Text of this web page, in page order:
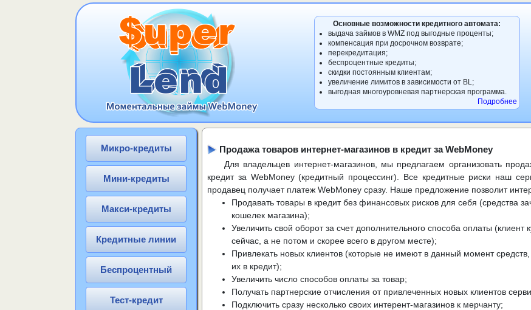
Основные возможности кредитного автомата:
выдача займов в WMZ под выгодные проценты;
компенсация при досрочном возврате;
перекредитация;
беспроцентные кредиты;
скидки постоянным клиентам;
увеличение лимитов в зависимости от BL;
выгодная многоуровневая партнерская программа.
Подробнее
Микро-кредиты
Мини-кредиты
Макси-кредиты
Кредитные линии
Беспроцентный
Тест-кредит
Продажа товаров интернет-магазинов в кредит за WebMoney
Для владельцев интернет-магазинов, мы предлагаем организовать
кредит за WebMoney (кредитный процессинг). Все кредитные риски наш
продавец получает платеж WebMoney сразу. Наше предложение позволит
Продавать товары в кредит без финансовых рисков для себя (средства
кошелек магазина);
Увеличить свой оборот за счет дополнительного способа оплаты (клиент
сейчас, а не потом и скорее всего в другом месте);
Привлекать новых клиентов (которые не имеют в данный момент средств,
их в кредит);
Увеличить число способов оплаты за товар;
Получать партнерские отчисления от привлеченных новых клиентов
Подключить сразу несколько своих интерент-магазинов к мерчанту;